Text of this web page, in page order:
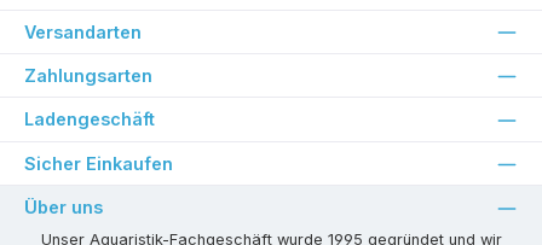
Versandarten
Zahlungsarten
Ladengeschäft
Sicher Einkaufen
Über uns
Unser Aquaristik-Fachgeschäft wurde 1995 gegründet und wir